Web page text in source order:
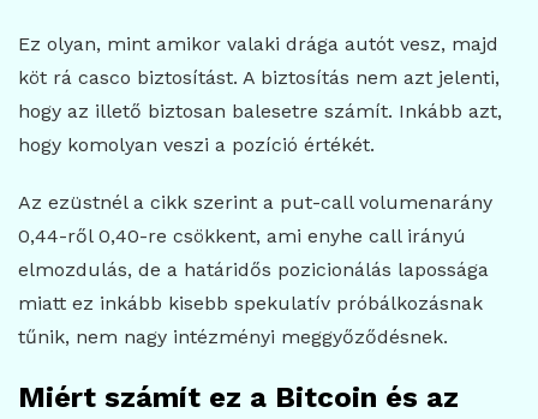
Ez olyan, mint amikor valaki drága autót vesz, majd
köt rá casco biztosítást. A biztosítás nem azt jelenti,
hogy az illető biztosan balesetre számít. Inkább azt,
hogy komolyan veszi a pozíció értékét.
Az ezüstnél a cikk szerint a put-call volumenarány
0,44-ről 0,40-re csökkent, ami enyhe call irányú
elmozdulás, de a határidős pozicionálás lapossága
miatt ez inkább kisebb spekulatív próbálkozásnak
tűnik, nem nagy intézményi meggyőződésnek.
Miért számít ez a Bitcoin és az